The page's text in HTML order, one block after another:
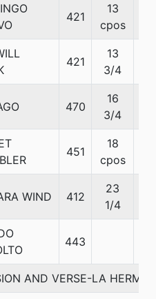
421
13
cpos
421
13
3/4
470
16
3/4
451
18
cpos
WIND 412
23
1/4
443
AND VERSE-LA